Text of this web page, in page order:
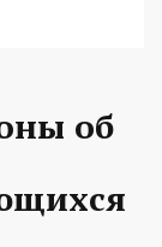
об